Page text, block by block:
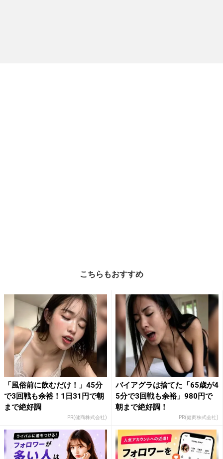
こちらもおすすめ
「風俗前に飲むだけ！」45分
で3回戦も余裕！1日31円で朝
まで絶好調
PR(健商株式会社)
バイアグラは捨てた「65歳が4
5分で3回戦も余裕」980円で
朝まで絶好調！
PR(健商株式会社)